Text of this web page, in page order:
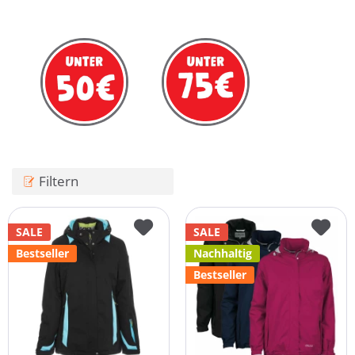
Filtern
SALE
Bestseller
SALE
Nachhaltig
Bestseller